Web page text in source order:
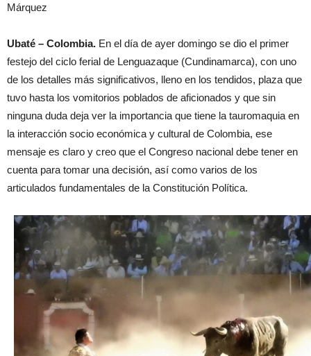
Márquez
Ubaté – Colombia. En el día de ayer domingo se dio el primer
festejo del ciclo ferial de Lenguazaque (Cundinamarca), con uno
de los detalles más significativos, lleno en los tendidos, plaza que
tuvo hasta los vomitorios poblados de aficionados y que sin
ninguna duda deja ver la importancia que tiene la tauromaquia en
la interacción socio económica y cultural de Colombia, ese
mensaje es claro y creo que el Congreso nacional debe tener en
cuenta para tomar una decisión, así como varios de los
articulados fundamentales de la Constitución Política.